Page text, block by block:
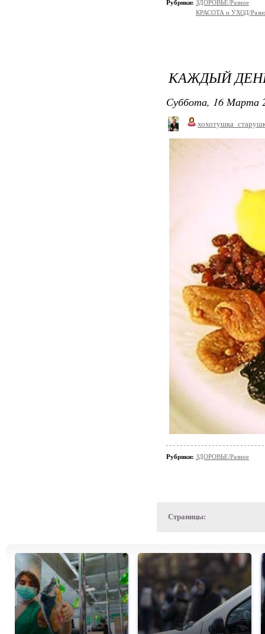
Рубрики: ЗДОРОВЬЕ/Разное
КРАСОТА и УХОД/
КАЖДЫЙ
Суббота, 16 Марта
Рубрики: ЗДОРОВЬЕ/Разное
Страницы: